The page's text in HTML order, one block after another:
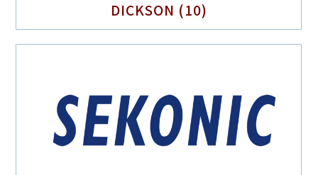
DICKSON (10)